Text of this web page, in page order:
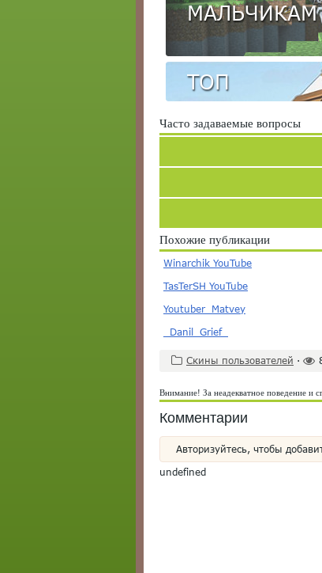
МАЛЬЧИКАМ
ТОП
Часто задаваемые вопросы
Похожие публикации
Winarchik YouTube
TasTerSH YouTube
Youtuber_Matvey
_Danil_Grief_
Скины пользователей ·
Внимание! За неадекватное поведение и
Комментарии
Авторизуйтесь, чтобы
undefined